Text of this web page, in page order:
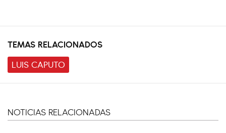
TEMAS RELACIONADOS
LUIS CAPUTO
NOTICIAS RELACIONADAS